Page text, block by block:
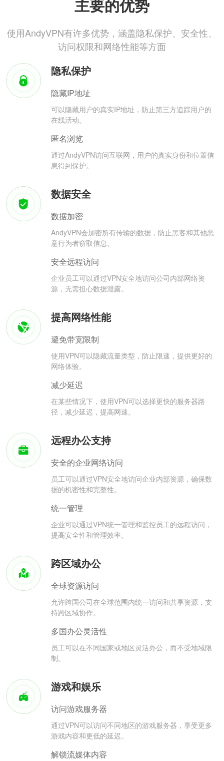
主要的优势
使用AndyVPN有许多优势，涵盖隐私保护、安全性、
访问权限和网络性能等方面
隐私保护
隐藏IP地址
可以隐藏用户的真实IP地址，防止第三方追踪用户的
在线活动。
匿名浏览
通过AndyVPN访问互联网，用户的真实身份和位置信
息得到保护。
数据安全
数据加密
AndyVPN会加密所有传输的数据，防止黑客和其他恶
意行为者窃取信息。
安全远程访问
企业员工可以通过VPN安全地访问公司内部网络资
源，无需担心数据泄露。
提高网络性能
避免带宽限制
使用VPN可以隐藏流量类型，防止限速，提供更好的
网络体验。
减少延迟
在某些情况下，使用VPN可以选择更快的服务器路
径，减少延迟，提高网速。
远程办公支持
安全的企业网络访问
员工可以通过VPN安全地访问企业内部资源，确保数
据的机密性和完整性。
统一管理
企业可以通过VPN统一管理和监控员工的远程访问，
提高安全性和管理效率。
跨区域办公
全球资源访问
允许跨国公司在全球范围内统一访问和共享资源，支
持跨区域协作。
多国办公灵活性
员工可以在不同国家或地区灵活办公，而不受地域限
制。
游戏和娱乐
访问游戏服务器
通过VPN可以访问不同地区的游戏服务器，享受更多
游戏内容和更低的延迟。
解锁流媒体内容